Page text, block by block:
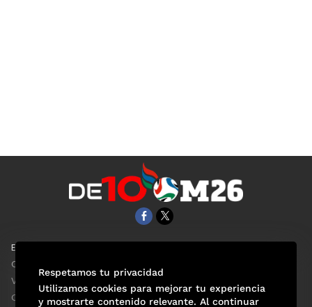
EL UNIVERSAL
Clase
ViveUSA
Confabulario
Respetamos tu privacidad
Utilizamos cookies para mejorar tu experiencia
y mostrarte contenido relevante. Al continuar